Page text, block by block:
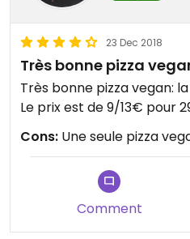
23 Dec 2018
Très bonne pizza
Très bonne pizza vegan:
Le prix est de 9/13€ pour
Cons: Une seule pizza
Comment